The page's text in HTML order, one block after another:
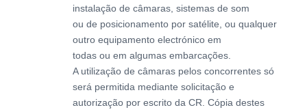
instalação de câmaras, sistemas de som
ou de posicionamento por satélite, ou qualquer
outro equipamento electrónico em
todas ou em algumas embarcações.
A utilização de câmaras pelos concorrentes só
será permitida mediante solicitação e
autorização por escrito da CR. Cópia destes